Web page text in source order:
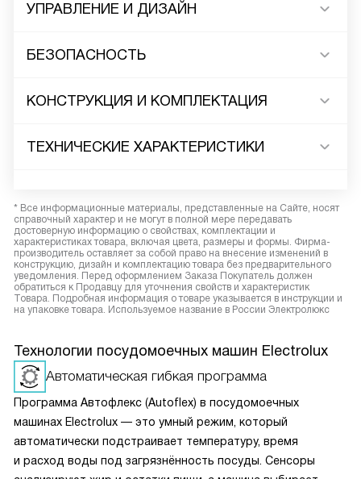
УПРАВЛЕНИЕ И ДИЗАЙН
БЕЗОПАСНОСТЬ
КОНСТРУКЦИЯ И КОМПЛЕКТАЦИЯ
ТЕХНИЧЕСКИЕ ХАРАКТЕРИСТИКИ
* Все информационные материалы, представленные на Сайте, носят
справочный характер и не могут в полной мере передавать
достоверную информацию о свойствах, комплектации и
характеристиках товара, включая цвета, размеры и формы. Фирма-
производитель оставляет за собой право на внесение изменений в
конструкцию, дизайн и комплектацию товара без предварительного
уведомления. Перед оформлением Заказа Покупатель должен
обратиться к Продавцу для уточнения свойств и характеристик
Товара. Подробная информация о товаре указывается в инструкции и
на упаковке товара. Используемое название в России Электролюкс
Технологии посудомоечных машин Electrolux
Автоматическая гибкая программа
Программа Автофлекс (Autoflex) в посудомоечных
машинах Electrolux — это умный режим, который
автоматически подстраивает температуру, время
и расход воды под загрязнённость посуды. Сенсоры